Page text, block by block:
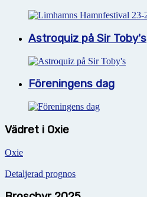
Astroquiz på Sir Toby's
Föreningens dag
Vädret i Oxie
Oxie
Detaljerad prognos